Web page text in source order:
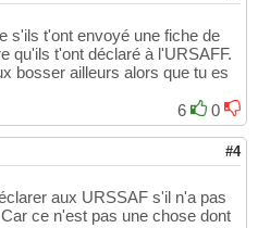
s'ils t'ont envoyé une fiche de
qu'ils t'ont déclaré à l'URSAFF.
bosser ailleurs alors que tu es
6
0
#4
aux URSSAF s'il n'a pas
ce n'est pas une chose dont